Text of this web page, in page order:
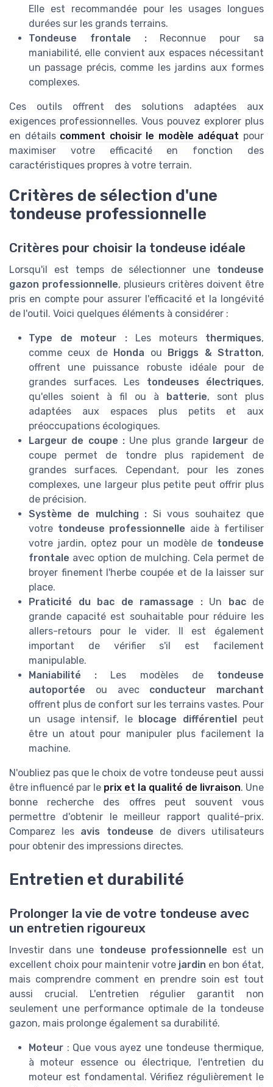
Elle est recommandée pour les usages longues
durées sur les grands terrains.
Tondeuse frontale :Reconnue pour sa
maniabilité, elle convient aux espaces nécessitant
un passage précis, comme les jardins aux formes
complexes.
Ces outils offrent des solutions adaptées aux
exigences professionnelles. Vous pouvez explorer plus
en détails comment choisir le modèle adéquat pour
maximiser votre efficacité en fonction des
caractéristiques propres à votre terrain.
Critères de sélection d'une
tondeuse professionnelle
Critères pour choisir la tondeuse idéale
Lorsqu'il est temps de sélectionner une tondeuse
gazon professionnelle, plusieurs critères doivent être
pris en compte pour assurer l'efficacité et la longévité
de l'outil. Voici quelques éléments à considérer :
Type de moteur :Les moteurs thermiques,
comme ceux de
Honda ou Briggs & Stratton,
offrent une puissance robuste idéale pour de
grandes surfaces. Les tondeuses électriques,
qu'elles soient à fil ou à
batterie, sont plus
adaptées aux espaces plus petits et aux
préoccupations écologiques.
Largeur de coupe :Une plus grande largeurde
coupe permet de tondre plus rapidement de
grandes surfaces. Cependant, pour les zones
complexes, une largeur plus petite peut offrir plus
de précision.
Système de mulching : Si vous souhaitez que
votre tondeuse professionnelle aide à fertiliser
votre jardin, optez pour un modèle de tondeuse
frontale avec option de mulching. Cela permet de
broyer finement l'herbe coupée et de la laisser sur
place.
Praticité du bac de ramassage :Un bacde
grande capacité est souhaitable pour réduire les
allers-retours pour le vider. Il est également
important de vérifier s'il est facilement
manipulable.
Maniabilité : Les modèles de tondeuse
autoportée ou avec conducteur marchant
offrent plus de confort sur les terrains vastes. Pour
un usage intensif, le
blocage différentiel
peut
être un atout pour manipuler plus facilement la
machine.
N'oubliez pas que le choix de votre tondeuse peut aussi
être influencé par le prix et la qualité de livraison. Une
bonne recherche des offres peut souvent vous
permettre d'obtenir le meilleur rapport qualité-prix.
Comparez les avis tondeuse de divers utilisateurs
pour obtenir des impressions directes.
Entretien et durabilité
Prolonger la vie de votre tondeuse avec
un entretien rigoureux
Investir dans une tondeuse professionnelle est un
excellent choix pour maintenir votre jardin en bon état,
mais comprendre comment en prendre soin est tout
aussi crucial. L'entretien régulier garantit non
seulement une performance optimale de la tondeuse
gazon, mais prolonge également sa durabilité.
Moteur : Que vous ayez une tondeuse thermique,
à moteur essence ou électrique, l'entretien du
moteur est fondamental. Vérifiez régulièrement le